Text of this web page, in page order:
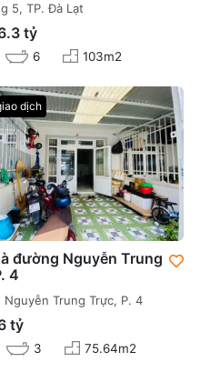
5, TP. Đà Lạt
tỷ
6 103m2
dịch
đường Nguyễn Trung
4
Nguyễn Trung Trực, P. 4
tỷ
3 75.64m2